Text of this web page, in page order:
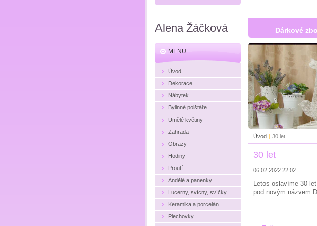
Alena Žáčková Dárkové
Úvod | 30 let
30 let
06.02.2022 22:02
Letos oslavíme 30
pod novým názvem
MENU
Úvod
Dekorace
Nábytek
Bylinné polštáře
Umělé květiny
Zahrada
Obrazy
Hodiny
Proutí
Andělé a panenky
Lucerny, svícny, svíčky
Keramika a porcelán
Plechovky